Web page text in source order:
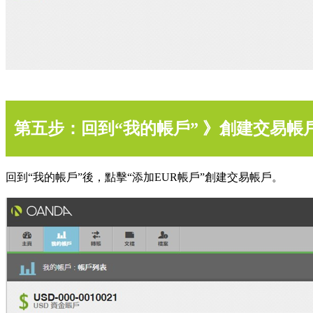
第五步：回到“我的帳戶” 》創建交易帳
回到“我的帳戶”後，點擊“添加EUR帳戶”創建交易帳戶。